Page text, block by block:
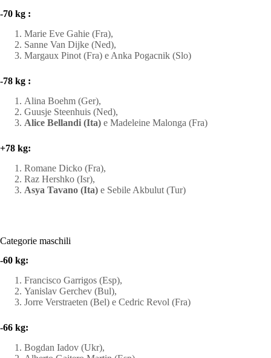
-70 kg :
Marie Eve Gahie (Fra),
Sanne Van Dijke (Ned),
Margaux Pinot (Fra) e Anka Pogacnik (Slo)
-78 kg :
Alina Boehm (Ger),
Guusje Steenhuis (Ned),
Alice Bellandi (Ita) e Madeleine Malonga (Fra)
+78 kg:
Romane Dicko (Fra),
Raz Hershko (Isr),
Asya Tavano (Ita) e Sebile Akbulut (Tur)
Categorie maschili
-60 kg:
Francisco Garrigos (Esp),
Yanislav Gerchev (Bul),
Jorre Verstraeten (Bel) e Cedric Revol (Fra)
-66 kg:
Bogdan Iadov (Ukr),